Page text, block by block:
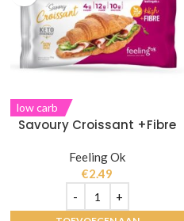
low carb
Savoury Croissant +Fibre
Feeling Ok
€2.49